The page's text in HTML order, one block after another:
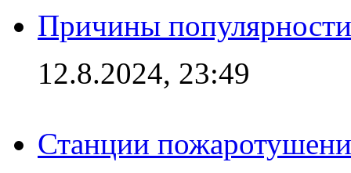
Причины
12.8.2024, 23:49
Станции